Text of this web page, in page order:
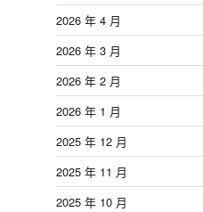
2026 年 4 月
2026 年 3 月
2026 年 2 月
2026 年 1 月
2025 年 12 月
2025 年 11 月
2025 年 10 月